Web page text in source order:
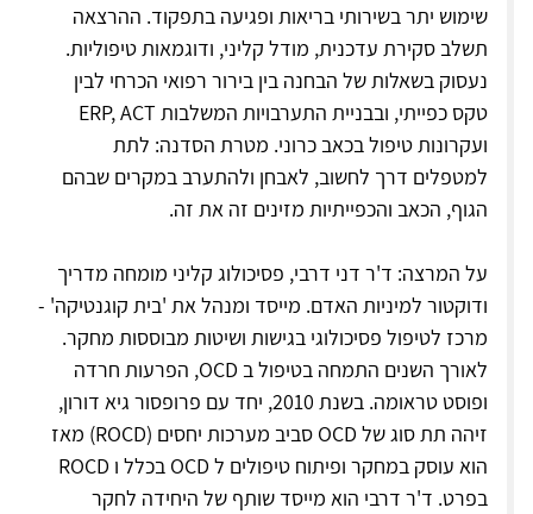
שימוש יתר בשירותי בריאות ופגיעה בתפקוד. ההרצאה
תשלב סקירת עדכנית, מודל קליני, ודוגמאות טיפוליות.
נעסוק בשאלות של הבחנה בין בירור רפואי הכרחי לבין
טקס כפייתי, ובבניית התערבויות המשלבות ERP, ACT
ועקרונות טיפול בכאב כרוני. מטרת הסדנה: לתת
למטפלים דרך לחשוב, לאבחן ולהתערב במקרים שבהם
הגוף, הכאב והכפייתיות מזינים זה את זה.
על המרצה: ד'ר דני דרבי, פסיכולוג קליני מומחה מדריך
ודוקטור למיניות האדם. מייסד ומנהל את 'בית קוגנטיקה' -
מרכז לטיפול פסיכולוגי בגישות ושיטות מבוססות מחקר.
לאורך השנים התמחה בטיפול ב OCD, הפרעות חרדה
ופוסט טראומה. בשנת 2010, יחד עם פרופסור גיא דורון,
זיהה תת סוג של OCD סביב מערכות יחסים (ROCD) מאז
הוא עוסק במחקר ופיתוח טיפולים ל OCD בכלל ו ROCD
בפרט. ד'ר דרבי הוא מייסד שותף של היחידה לחקר